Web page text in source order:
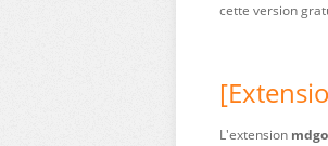
cette version
L'extension